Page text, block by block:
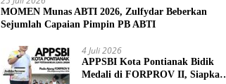
MOMEN Munas ABTI 2026, Zulfydar Beberkan
Sejumlah Capaian Pimpin PB ABTI
4 Juli 2026
APPSBI Kota Pontianak Bidik
Medali di FORPROV II, Siapkan